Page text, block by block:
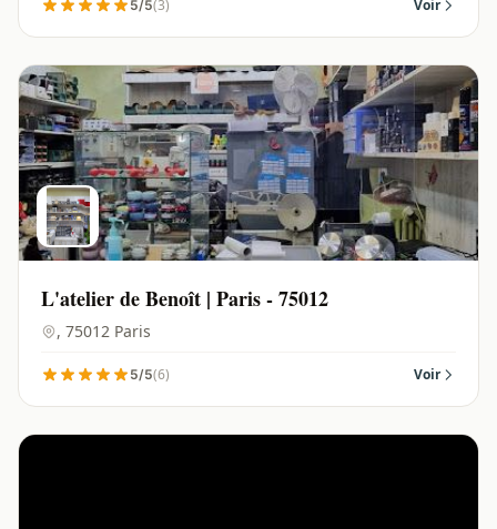
5/5(3) Voir
L'atelier de Benoît | Paris - 75012
, 75012 Paris
5/5(6) Voir